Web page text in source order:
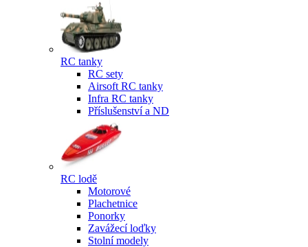
RC tanky
RC sety
Airsoft RC tanky
Infra RC tanky
Příslušenství a ND
RC lodě
Motorové
Plachetnice
Ponorky
Zavážecí loďky
Stolní modely